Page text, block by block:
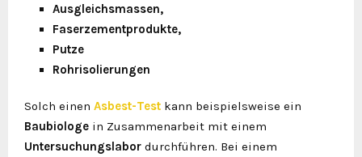
Ausgleichsmassen,
Faserzementprodukte,
Putze
Rohrisolierungen
Solch einen Asbest-Test kann beispielsweise ein
Baubiologe in Zusammenarbeit mit einem
Untersuchungslabor durchführen. Bei einem